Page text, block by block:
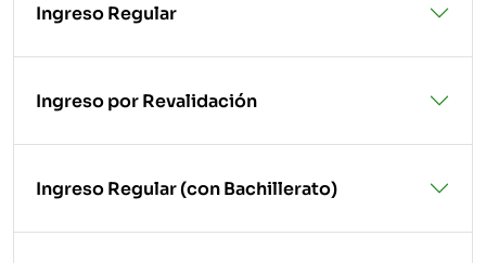
Ingreso Regular
Ingreso por Revalidación
Ingreso Regular (con Bachillerato)